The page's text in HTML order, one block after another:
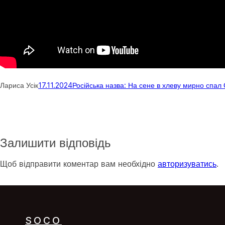
Лариса Усік17.11.2024Російська назва: На сене в хлеву мирно спал
Залишити відповідь
Щоб відправити коментар вам необхідно авторизуватись.
SOCO